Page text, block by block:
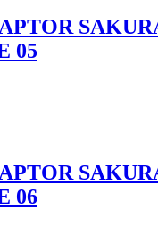
05
06